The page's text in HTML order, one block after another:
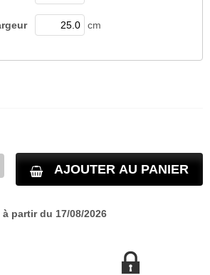
cm
AJOUTER AU PANIER
partir du 17/08/2026